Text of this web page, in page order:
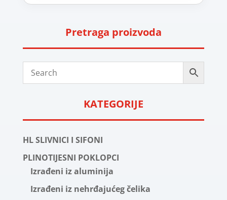
Pretraga proizvoda
KATEGORIJE
HL SLIVNICI I SIFONI
PLINOTIJESNI POKLOPCI
Izrađeni iz aluminija
Izrađeni iz nehrđajućeg čelika